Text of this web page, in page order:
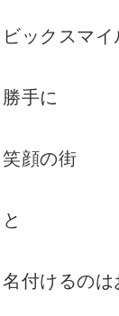
ビックスマ
勝手に
笑顔の街
と
名付けるの